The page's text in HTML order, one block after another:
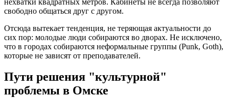
свободно общаться друг с другом.
Отсюда вытекает тенденция, не теряющая актуальности до
сих пор: молодые люди собираются во дворах. Не исключено,
что в городах собираются неформальные группы (Punk, Goth),
которые не зависят от преподавателей.
Пути решения "культурной"
проблемы в Омске